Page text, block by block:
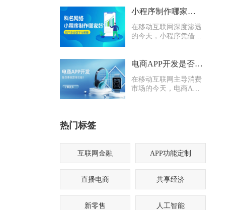
无论是电商零售、本地
业管理系统，定制化
APP都能有效打通线上
小程序制作哪家好？科名网络用专业筑牢企业数字化根基
在移动互联网深度渗透
的今天，小程序凭借轻
打通线上渠道、沉淀私
论是初创商户还是成熟
企业，都纷纷布局小程
电商APP开发是否要多做营销功能
在移动互联网主导消费
市场的今天，电商APP
开发是否要多做营销功
热门标签
互联网金融 APP功能定制
直播电商 共享经济
新零售 人工智能